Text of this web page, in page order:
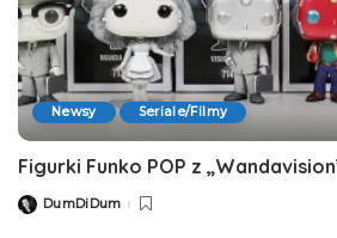
Newsy Seriale/Filmy
Figurki Funko POP z
PostedDumDiDum